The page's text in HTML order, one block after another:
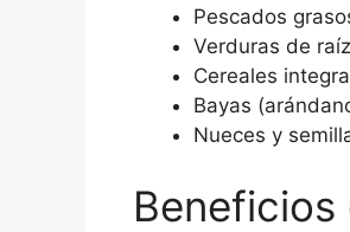
Pescados
Verduras de
Cereales
Bayas
Nueces y